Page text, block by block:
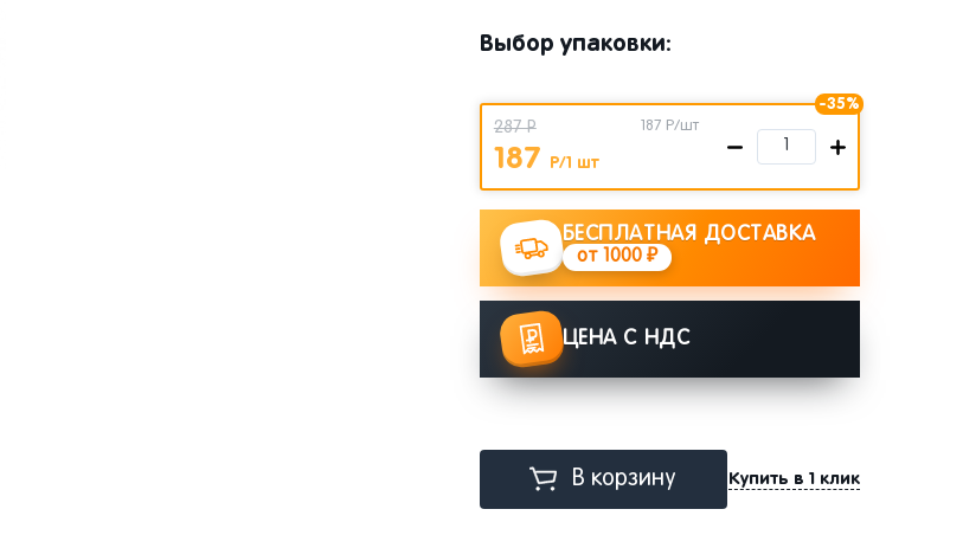
Выбор упаковки:
-35%
287 Р
187 Р/1 шт
187 Р/шт
БЕСПЛАТНАЯ ДОСТАВКА
от 1000 ₽
ЦЕНА С НДС
В корзину Купить в 1 клик